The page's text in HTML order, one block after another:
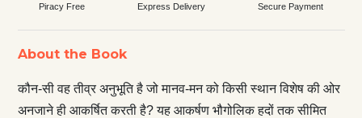
Piracy Free Express Delivery Secure Payment
About the Book
कौन-सी वह तीव्र अनुभूति है जो मानव-मन को किसी स्थान विशेष की ओर
अनजाने ही आकर्षित करती है? यह आकर्षण भौगोलिक हदों तक सीमित